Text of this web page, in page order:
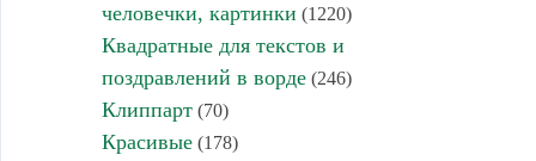
человечки, картинки (1220)
Квадратные для текстов и
поздравлений в ворде(246)
Клиппарт(70)
Красивые(178)